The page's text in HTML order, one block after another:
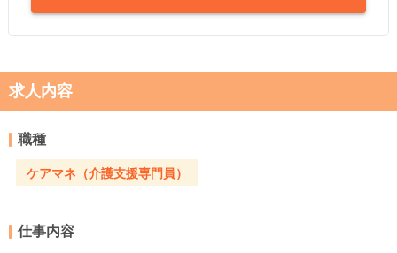
求人内容
職種
ケアマネ（介護支援専門員）
仕事内容